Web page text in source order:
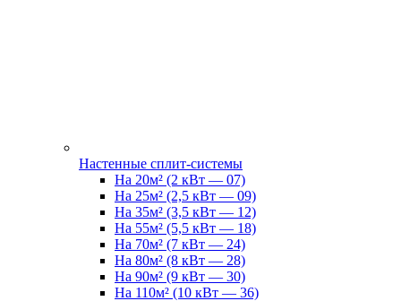
Настенные сплит-системы
На 20м² (2 кВт — 07)
На 25м² (2,5 кВт — 09)
На 35м² (3,5 кВт — 12)
На 55м² (5,5 кВт — 18)
На 70м² (7 кВт — 24)
На 80м² (8 кВт — 28)
На 90м² (9 кВт — 30)
На 110м² (10 кВт — 36)